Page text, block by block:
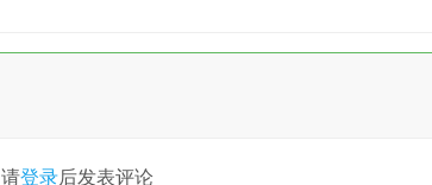
请登录后发表评论